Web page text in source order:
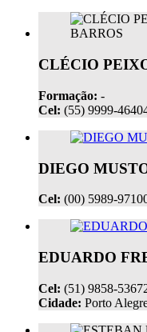
CLÉCIO
Formação: -
Cel: (55) 9999-
DIEGO
Cel: (00) 5989-
EDUARDO
Cel: (51) 9858-
Cidade: Porto